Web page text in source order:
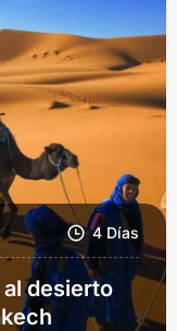
4 Días
al desierto